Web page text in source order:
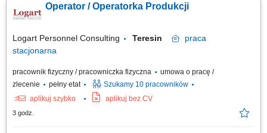
gotowych). Dbałość o estetykę pakowania produktów i zapewnienie
porządku na stanowisku pracy. Dbanie o czystość maszyn i urządzeń.
Operator / Operatorka Produkcji
Logart Personnel Consulting Teresin
praca
stacjonarna
pracownik fizyczny / pracowniczka fizyczna
umowa o pracę /
zlecenie
pełny etat
Szukamy 10 pracowników
aplikuj szybko
aplikuj bez CV
3 godz.